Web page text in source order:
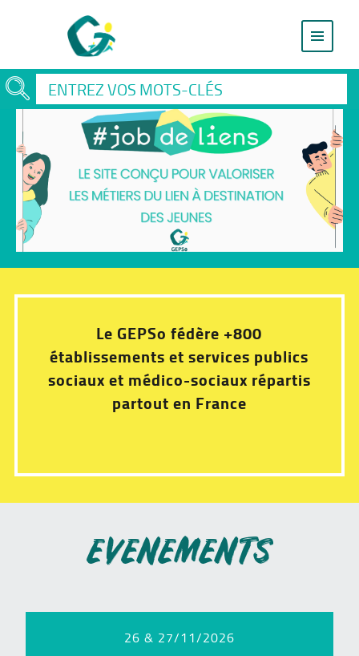
Le GEPSo fédère +800
établissements et services publics
sociaux et médico-sociaux répartis
partout en France
EVENEMENTS
26 & 27/11/2026